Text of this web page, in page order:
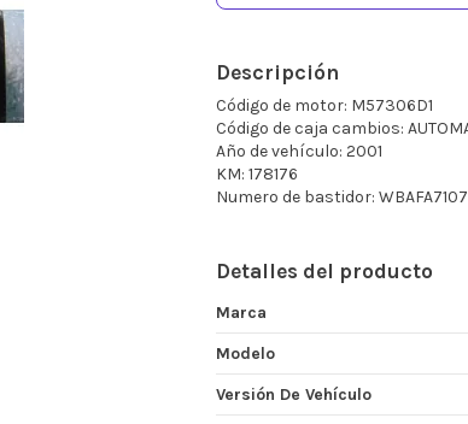
Descripción
Código de motor: M57306D1
Código de caja cambios:
Año de vehículo: 2001
KM: 178176
Numero de bastidor:
Detalles del producto
Marca
Modelo
Versión De Vehículo